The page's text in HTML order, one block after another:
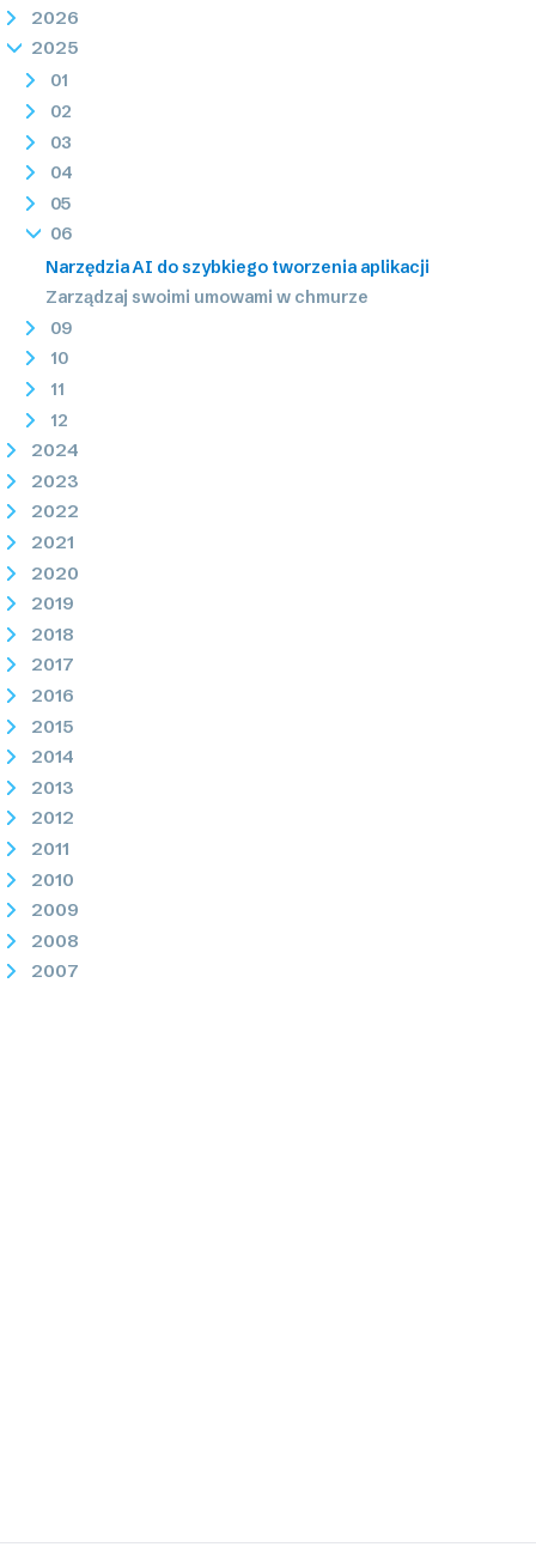
2026
2025
01
02
03
04
05
06
Narzędzia AI do szybkiego tworzenia aplikacji
Zarządzaj swoimi umowami w chmurze
09
10
11
12
2024
2023
2022
2021
2020
2019
2018
2017
2016
2015
2014
2013
2012
2011
2010
2009
2008
2007